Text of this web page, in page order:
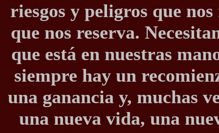
riesgos y peligros que
que nos reserva.
que está en nuestras
siempre hay un
una ganancia y, muchas
una nueva vida, una